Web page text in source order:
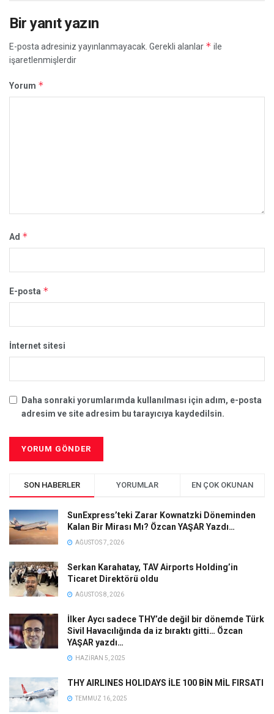
Bir yanıt yazın
E-posta adresiniz yayınlanmayacak. Gerekli alanlar * ile
işaretlenmişlerdir
Yorum *
Ad *
E-posta *
İnternet sitesi
Daha sonraki yorumlarımda kullanılması için adım, e-posta
adresim ve site adresim bu tarayıcıya kaydedilsin.
SON HABERLER YORUMLAR EN ÇOK OKUNAN
SunExpress’teki Zarar Kownatzki Döneminden
Kalan Bir Mirası Mı? Özcan YAŞAR Yazdı…
AĞUSTOS 7, 2026
Serkan Karahatay, TAV Airports Holding’in
Ticaret Direktörü oldu
AĞUSTOS 8, 2026
İlker Aycı sadece THY’de değil bir dönemde Türk
Sivil Havacılığında da iz bıraktı gitti… Özcan
YAŞAR yazdı…
HAZIRAN 5, 2025
THY AIRLINES HOLIDAYS İLE 100 BİN MİL FIRSATI
TEMMUZ 16, 2025